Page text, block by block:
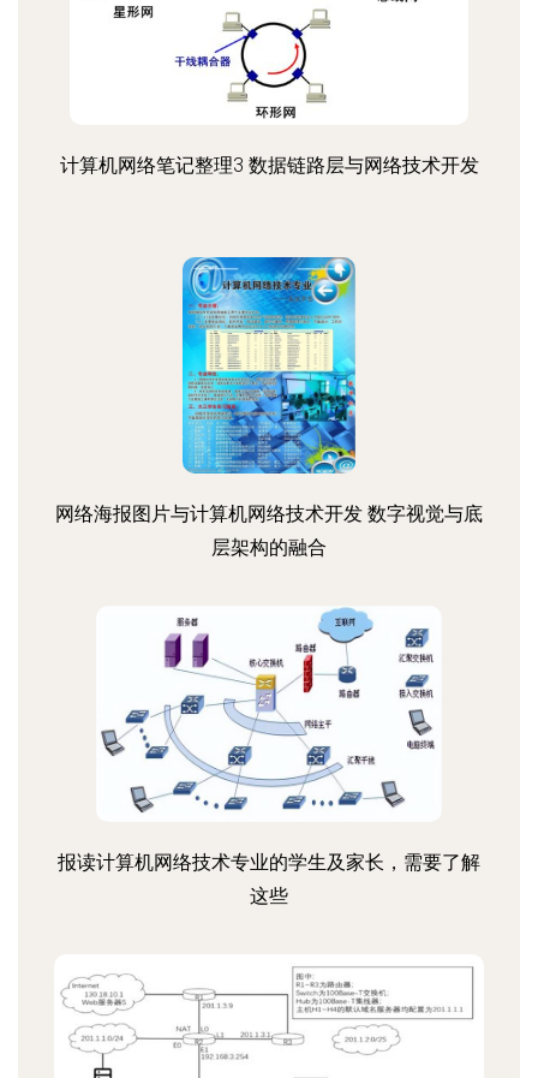
计算机网络笔记整理3 数据链路层与网络技术开发
网络海报图片与计算机网络技术开发 数字视觉与底
层架构的融合
报读计算机网络技术专业的学生及家长，需要了解
这些